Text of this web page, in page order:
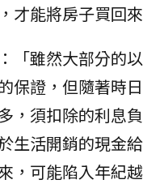
才能將房子買回來
「雖然大部分的
保證，但隨著時
，須扣除的利息
生活開銷的現金
，可能陷入年紀